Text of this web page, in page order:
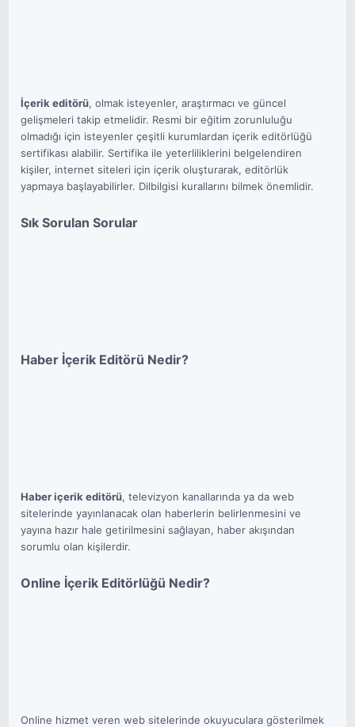
İçerik editörü, olmak isteyenler, araştırmacı ve güncel
gelişmeleri takip etmelidir. Resmi bir eğitim zorunluluğu
olmadığı için isteyenler çeşitli kurumlardan içerik editörlüğü
sertifikası alabilir. Sertifika ile yeterliliklerini belgelendiren
kişiler, internet siteleri için içerik oluşturarak, editörlük
yapmaya başlayabilirler. Dilbilgisi kurallarını bilmek önemlidir.
Sık Sorulan Sorular
Haber İçerik Editörü Nedir?
Haber içerik editörü, televizyon kanallarında ya da web
sitelerinde yayınlanacak olan haberlerin belirlenmesini ve
yayına hazır hale getirilmesini sağlayan, haber akışından
sorumlu olan kişilerdir.
Online İçerik Editörlüğü Nedir?
Online hizmet veren web sitelerinde okuyuculara gösterilmek